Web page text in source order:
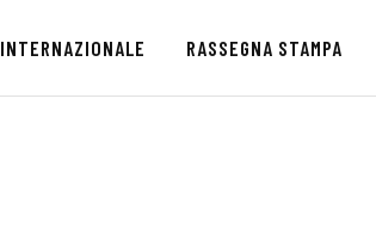
INTERNAZIONALE RASSEGNA STAMPA